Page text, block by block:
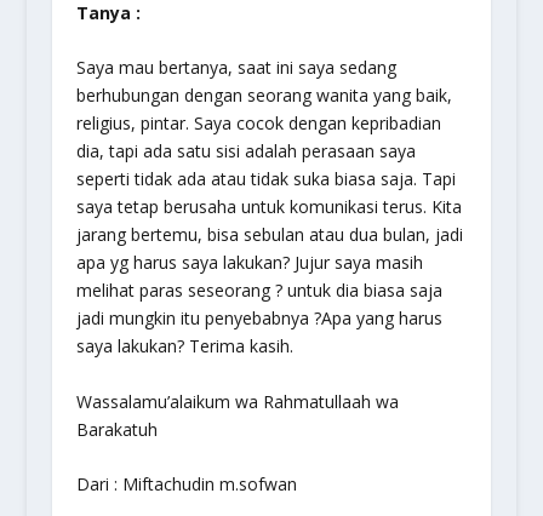
Tanya :
Saya mau bertanya, saat ini saya sedang
berhubungan dengan seorang wanita yang baik,
religius, pintar. Saya cocok dengan kepribadian
dia, tapi ada satu sisi adalah perasaan saya
seperti tidak ada atau tidak suka biasa saja. Tapi
saya tetap berusaha untuk komunikasi terus. Kita
jarang bertemu, bisa sebulan atau dua bulan, jadi
apa yg harus saya lakukan? Jujur saya masih
melihat paras seseorang ? untuk dia biasa saja
jadi mungkin itu penyebabnya ?Apa yang harus
saya lakukan? Terima kasih.
Wassalamu’alaikum wa Rahmatullaah wa
Barakatuh
Dari : Miftachudin m.sofwan